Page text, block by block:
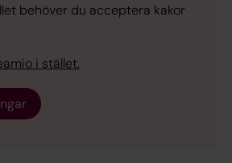
behöver du acceptera kakor
i stället.